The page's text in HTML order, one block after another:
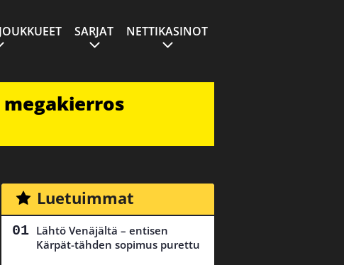
SARJAT NETTIKASINOT
Luetuimmat
Lähtö Venäjältä – entisen
Kärpät-tähden sopimus purettu